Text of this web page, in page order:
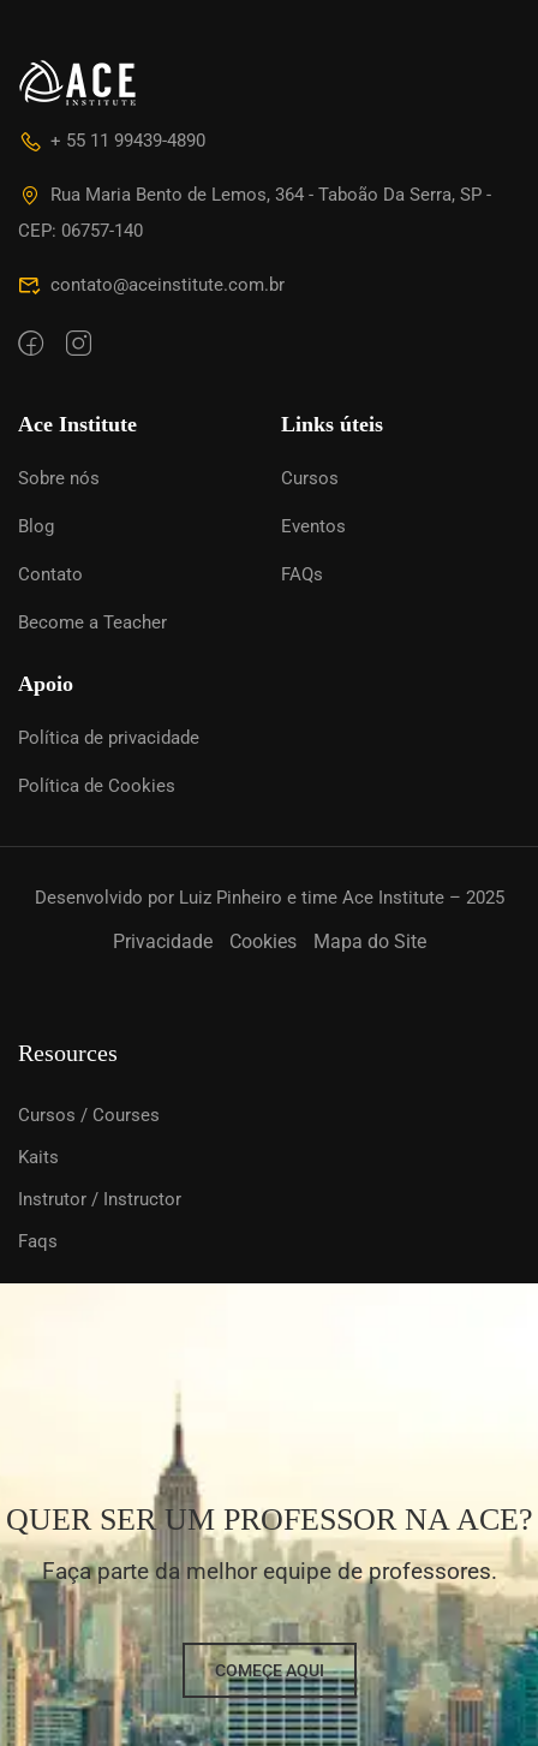
+ 55 11 99439-4890
Rua Maria Bento de Lemos, 364 - Taboão Da Serra, SP -
CEP: 06757-140
contato@aceinstitute.com.br
Ace Institute
Sobre nós
Blog
Contato
Become a Teacher
Links úteis
Cursos
Eventos
FAQs
Apoio
Política de privacidade
Política de Cookies
Desenvolvido por Luiz Pinheiro e time Ace Institute – 2025
Privacidade Cookies Mapa do Site
Resources
Cursos / Courses
Kaits
Instrutor / Instructor
Faqs
QUER SER UM PROFESSOR NA ACE?
Faça parte da melhor equipe de professores.
COMEÇE AQUI